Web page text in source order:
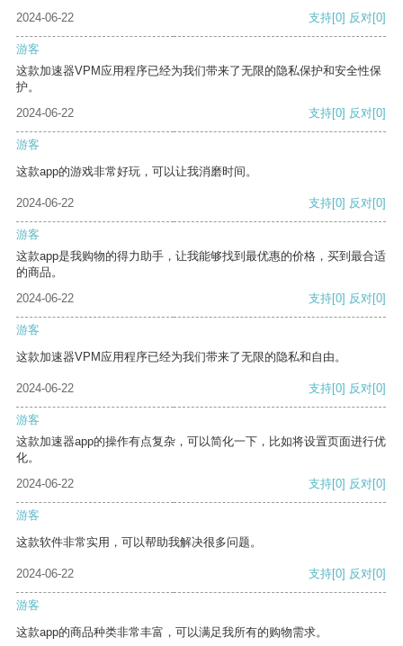
2024-06-22
支持[0] 反对[0]
游客
这款加速器VPM应用程序已经为我们带来了无限的隐私保护和安全性保
护。
2024-06-22
支持[0] 反对[0]
游客
这款app的游戏非常好玩，可以让我消磨时间。
2024-06-22 支持[0] 反对[0]
游客
这款app是我购物的得力助手，让我能够找到最优惠的价格，买到最合适
的商品。
2024-06-22
支持[0] 反对[0]
游客
这款加速器VPM应用程序已经为我们带来了无限的隐私和自由。
2024-06-22 支持[0] 反对[0]
游客
这款加速器app的操作有点复杂，可以简化一下，比如将设置页面进行优
化。
2024-06-22
支持[0] 反对[0]
游客
这款软件非常实用，可以帮助我解决很多问题。
2024-06-22 支持[0] 反对[0]
游客
这款app的商品种类非常丰富，可以满足我所有的购物需求。